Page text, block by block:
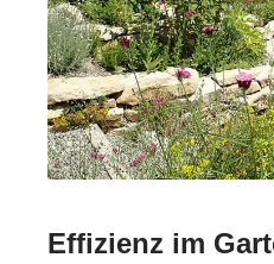
Effizienz im